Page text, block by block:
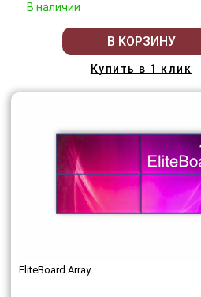
В наличии
В КОРЗИНУ
Купить в 1 клик
EliteBoard Array